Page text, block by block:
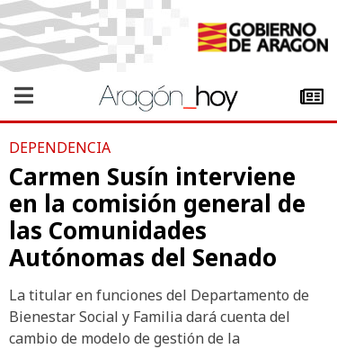
DEPENDENCIA
Carmen Susín interviene
en la comisión general de
las Comunidades
Autónomas del Senado
La titular en funciones del Departamento de
Bienestar Social y Familia dará cuenta del
cambio de modelo de gestión de la